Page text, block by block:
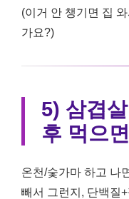
(이거 안 챙기면 집
가요?)
5) 삼겹
후 먹으
온천/숯가마 하고 나
빼서 그런지, 단백질